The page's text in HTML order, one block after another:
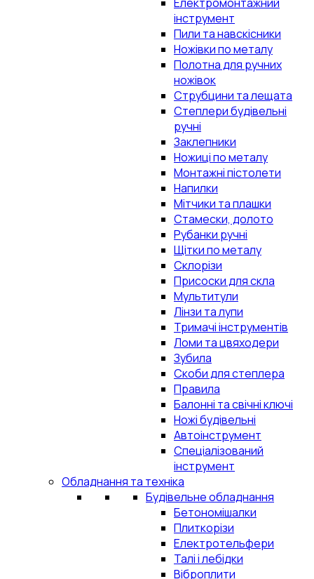
інструмент
Пили та навскісники
Ножівки по металу
Полотна для ручних
ножівок
Струбцини та лещата
Степлери будівельні
ручні
Заклепники
Ножиці по металу
Монтажні пістолети
Напилки
Мітчики та плашки
Стамески, долото
Рубанки ручні
Щітки по металу
Склорізи
Присоски для скла
Мультитули
Лінзи та лупи
Тримачі інструментів
Ломи та цвяходери
Зубила
Скоби для степлера
Правила
Балонні та свічні ключі
Ножі будівельні
Автоінструмент
Спеціалізований
інструмент
Обладнання та техніка
Будівельне обладнання
Бетономішалки
Плиткорізи
Електротельфери
Талі і лебідки
Віброплити